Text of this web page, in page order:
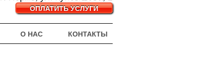
ОПЛАТИТЬ УСЛУГИ
О НАС КОНТАКТЫ